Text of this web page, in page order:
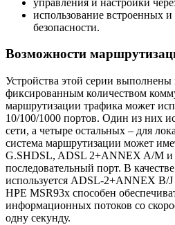
использование встроенных
безопасности.
Возможности
Устройства этой серии
фиксированным количеством
маршрутизации трафика может
10/100/1000 портов. Один из них
сети, а четыре остальных – для
система маршрутизации может
G.SHDSL, ADSL 2+ANNEX A/М и
последовательный порт. В
используется ADSL-2+ANNEX B/
HPE MSR93x способен
информационных потоков со
одну секунду.